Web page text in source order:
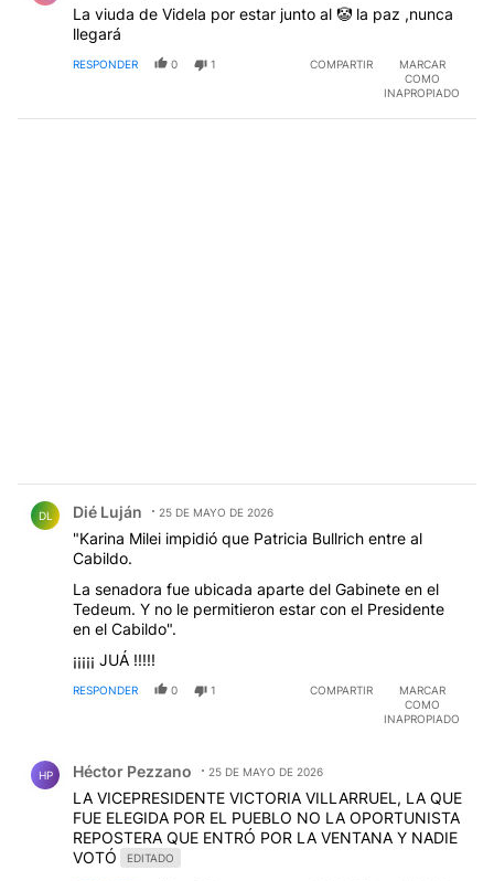
La viuda de Videla por estar junto al 🤡 la paz ,nunca
llegará
RESPONDER 0 1 COMPARTIR
MARCAR
COMO
INAPROPIADO
DL Dié Luján 25 DE MAYO DE 2026
"Karina Milei impidió que Patricia Bullrich entre al
Cabildo.
La senadora fue ubicada aparte del Gabinete en el
Tedeum. Y no le permitieron estar con el Presidente
en el Cabildo".
¡¡¡¡¡ JUÁ !!!!!
RESPONDER 0 1 COMPARTIR
MARCAR
COMO
INAPROPIADO
HP Héctor Pezzano 25 DE MAYO DE 2026
LA VICEPRESIDENTE VICTORIA VILLARRUEL, LA QUE
FUE ELEGIDA POR EL PUEBLO NO LA OPORTUNISTA
REPOSTERA QUE ENTRÓ POR LA VENTANA Y NADIE
VOTÓ
EDITADO